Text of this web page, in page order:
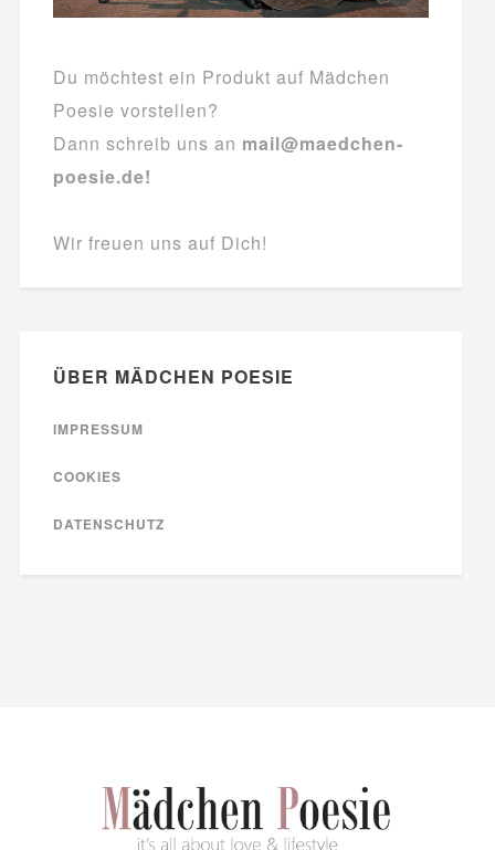
Du möchtest ein Produkt auf Mädchen
Poesie vorstellen?
Dann schreib uns an mail@maedchen-
poesie.de!
Wir freuen uns auf Dich!
ÜBER MÄDCHEN POESIE
IMPRESSUM
COOKIES
DATENSCHUTZ